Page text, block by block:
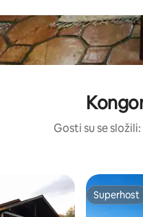
Gosti su se
Superhost
Superhost